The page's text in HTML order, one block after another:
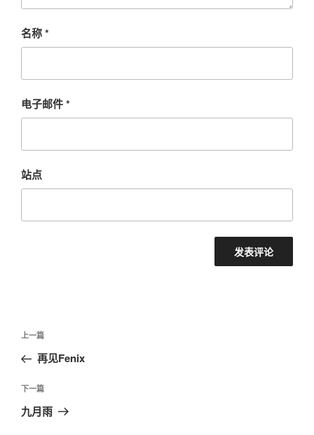
名称*
电子邮件*
站点
文
导
航
上
一
文
章
上一篇
再见Fenix
下
一
下一篇
九月雨